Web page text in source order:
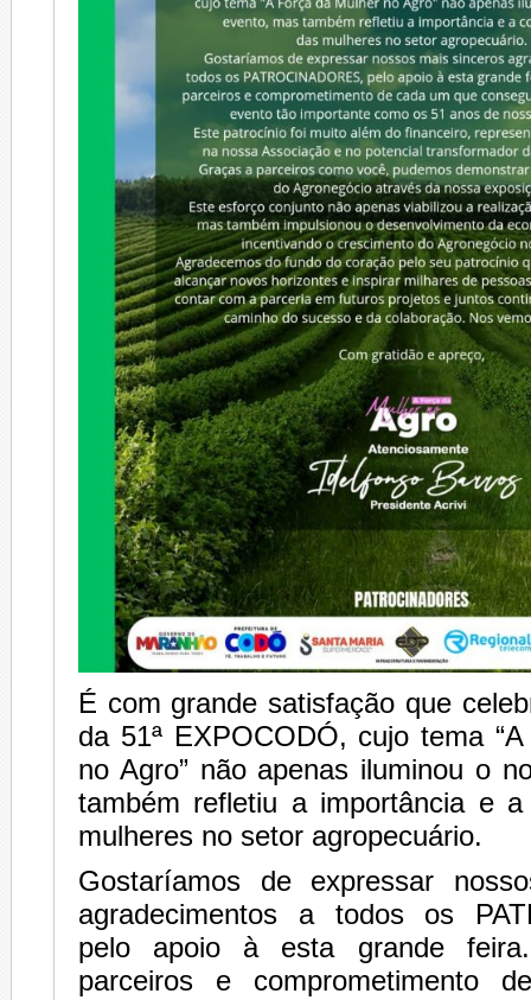
É com grande satisfação que
da 51ª EXPOCODÓ, cujo tema
no Agro” não apenas iluminou o
também refletiu a importância e
mulheres no setor agropecuário.
Gostaríamos de expressar
agradecimentos a todos os
pelo apoio à esta grande
parceiros e comprometimento